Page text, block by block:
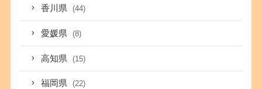
香川県 (44)
愛媛県 (8)
高知県 (15)
福岡県 (22)